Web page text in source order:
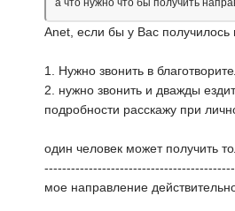
а что нужно что бы получить
Anet, если бы у Вас
1. Нужно звонить в
2. нужно звонить и дважды
подробности расскажу при
один человек может получить
мое направление